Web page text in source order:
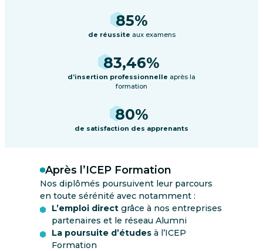
85%
de réussite aux examens
83,46%
d’insertion professionnelle après la
formation
80%
de satisfaction des apprenants
Après l’ICEP Formation
Nos diplômés poursuivent leur parcours
en toute sérénité avec notamment :
L’emploi direct grâce à nos entreprises
partenaires et le réseau Alumni
La poursuite d’études à l’ICEP
Formation